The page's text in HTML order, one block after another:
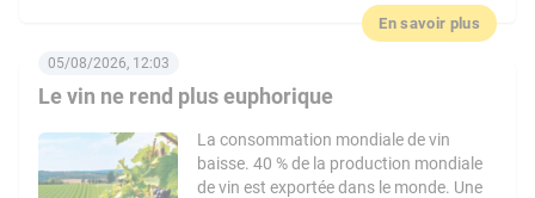
En savoir plus
Le vin ne rend plus euphorique
05/08/2026, 12:03
La consommation mondiale de vin
baisse. 40 % de la production mondiale
de vin est exportée dans le monde. Une